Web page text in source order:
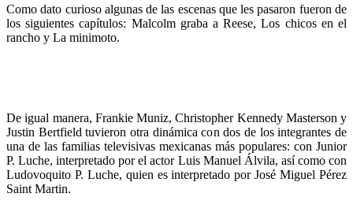
Como dato curioso algunas de las escenas que les pasaron fueron de
los siguientes capítulos: Malcolm graba a Reese, Los chicos en el
rancho y La minimoto.
De igual manera, Frankie Muniz, Christopher Kennedy Masterson y
Justin Bertfield tuvieron otra dinámica con dos de los integrantes de
una de las familias televisivas mexicanas más populares: con Junior
P. Luche, interpretado por el actor Luis Manuel Álvila, así como con
Ludovoquito P. Luche, quien es interpretado por José Miguel Pérez
Saint Martin.